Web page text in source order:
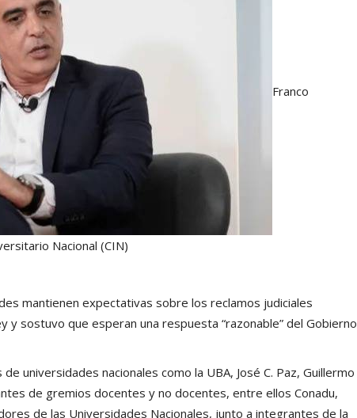
Franco
Nacional (CIN)
mantienen expectativas sobre los reclamos judiciales
y sostuvo que esperan una respuesta “razonable” del Gobierno
universidades nacionales como la UBA, José C. Paz, Guillermo
de gremios docentes y no docentes, entre ellos Conadu,
de las Universidades Nacionales, junto a integrantes de la